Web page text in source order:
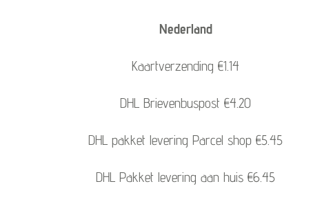
Nederland
Kaartverzending €1.14
DHL Brievenbuspost €4.20
DHL pakket levering Parcel shop €5.45
DHL Pakket levering aan huis €6.45